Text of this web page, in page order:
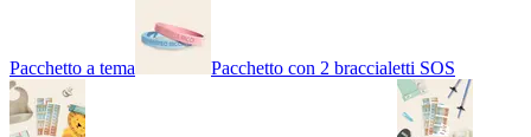
Pacchetto a tema Pacchetto con 2 braccialetti SOS